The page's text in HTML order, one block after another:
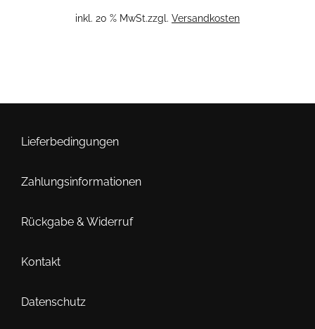
inkl. 20 % MwSt.zzgl. Versandkosten
Lieferbedingungen
Zahlungsinformationen
Rückgabe & Widerruf
Kontakt
Datenschutz